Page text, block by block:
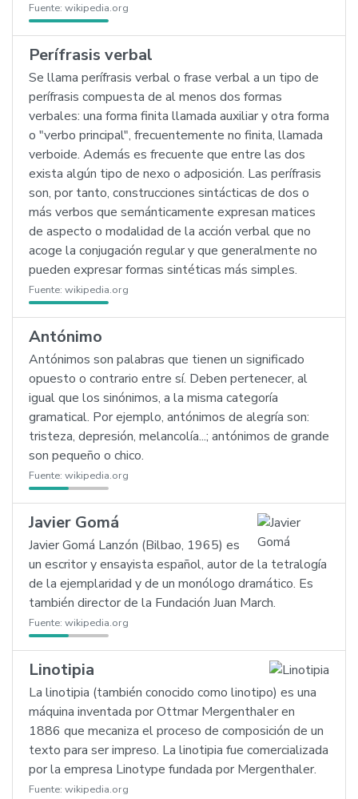
Fuente: wikipedia.org
Perífrasis verbal
Se llama perífrasis verbal o frase verbal a un tipo de
perífrasis compuesta de al menos dos formas
verbales: una forma finita llamada auxiliar y otra forma
o "verbo principal", frecuentemente no finita, llamada
verboide. Además es frecuente que entre las dos
exista algún tipo de nexo o adposición. Las perífrasis
son, por tanto, construcciones sintácticas de dos o
más verbos que semánticamente expresan matices
de aspecto o modalidad de la acción verbal que no
acoge la conjugación regular y que generalmente no
pueden expresar formas sintéticas más simples.
Fuente: wikipedia.org
Antónimo
Antónimos son palabras que tienen un significado
opuesto o contrario entre sí. Deben pertenecer, al
igual que los sinónimos, a la misma categoría
gramatical. Por ejemplo, antónimos de alegría son:
tristeza, depresión, melancolía...; antónimos de grande
son pequeño o chico.
Fuente: wikipedia.org
Javier Gomá
Javier Gomá Lanzón (Bilbao, 1965) es
un escritor y ensayista español, autor de la tetralogía
de la ejemplaridad y de un monólogo dramático. Es
también director de la Fundación Juan March.
Fuente: wikipedia.org
Linotipia
La linotipia (también conocido como linotipo) es una
máquina inventada por Ottmar Mergenthaler en
1886 que mecaniza el proceso de composición de un
texto para ser impreso. La linotipia fue comercializada
por la empresa Linotype fundada por Mergenthaler.
Fuente: wikipedia.org